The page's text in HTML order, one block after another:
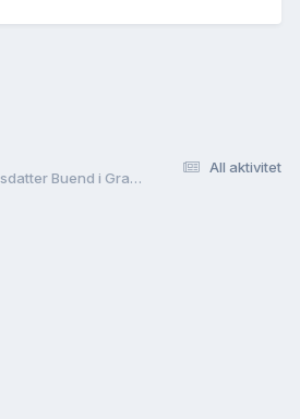
All aktivitet
Fra Gransherad, Telemark til Andebu, Vestfold. Var Kittil Olsen ( født ca. 1753 ) og Ragnhild Olsdatter ( født ca. 1762 ) barn av Ole Kittilsen Moen fra Tind sogn og Aslaug Nielsdatter Buend i Gransherad? Og hvor ble de to barna født?